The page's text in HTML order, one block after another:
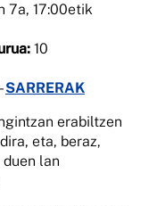
7a, 17:00etik
10
SARRERAK
erabiltzen
eta, beraz,
lan